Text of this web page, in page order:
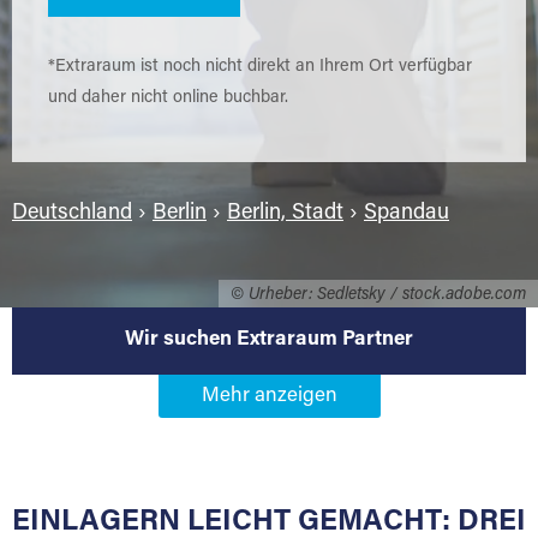
© Urheber: Sedletsky / stock.adobe.com
*Extraraum ist noch nicht direkt an Ihrem Ort verfügbar
und daher nicht online buchbar.
Deutschland › Berlin › Berlin, Stadt › Spandau
Wir suchen Extraraum Partner
Werden Sie Extraraum Partner in
Sie bieten Kunden Lagerraum zur Miete, der
EINLAGERN LEICHT GEMACHT: DREI